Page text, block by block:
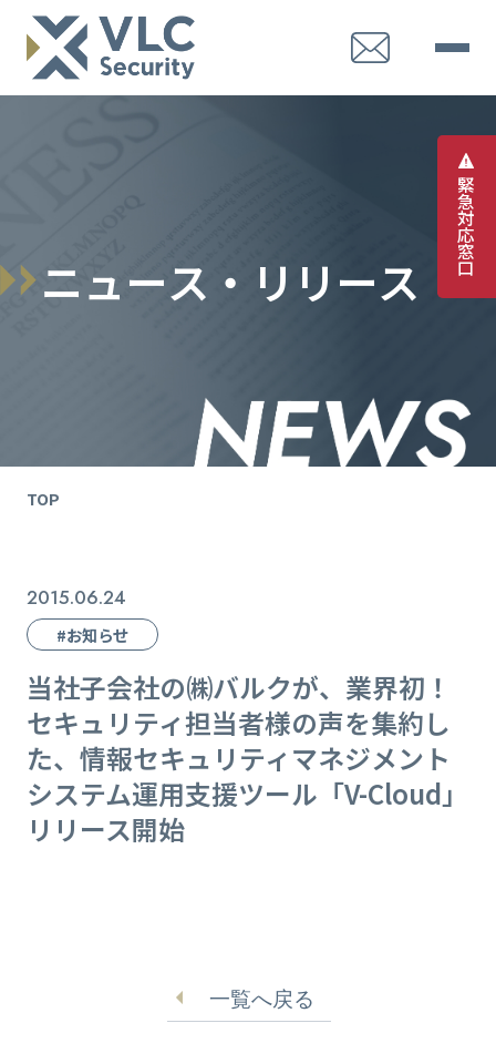
緊
急
対
応
窓
口
ニュース ・ リ リ ース
TOP
2015.06.24
#お知らせ
当社子会社の㈱バルクが、業界初！
セキュリティ担当者様の声を集約し
た、情報セキュリティマネジメント
システム運用支援ツール「V-Cloud」
リリース開始
一覧へ戻る